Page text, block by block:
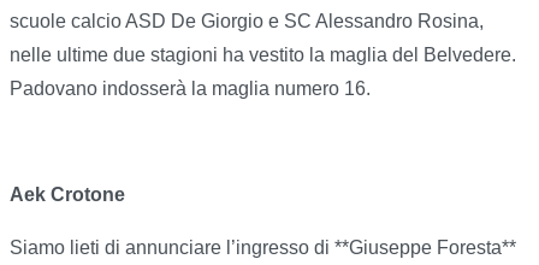
scuole calcio ASD De Giorgio e SC Alessandro Rosina,
nelle ultime due stagioni ha vestito la maglia del Belvedere.
Padovano indosserà la maglia numero 16.
Aek Crotone
Siamo lieti di annunciare l’ingresso di **Giuseppe Foresta**